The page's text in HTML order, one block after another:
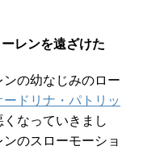
レンを遠ざけた
の幼なじみのロー
ードリナ・パトリッ
なっていきまし
のスローモーショ